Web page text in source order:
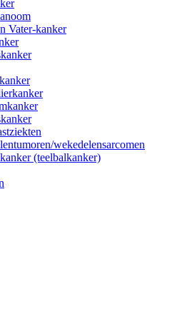
Vater-kanker
wekedelensarcomen
(teelbalkanker)